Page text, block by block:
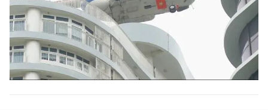
Sản phẩm khác
Tiện ích Bạn cần biết